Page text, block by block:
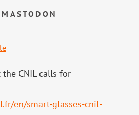
the CNIL calls for
en/smart-glasses-cnil-